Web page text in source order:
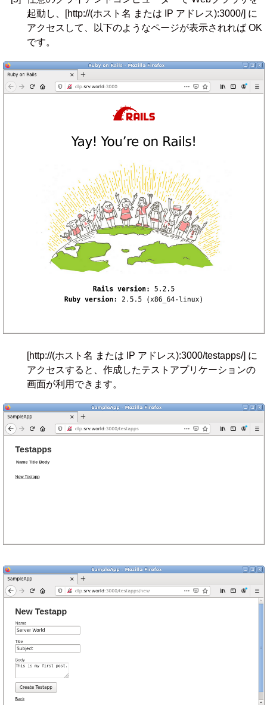
起動し、[http://(ホスト名 または IP アドレス):3000/] に
アクセスして、以下のようなページが表示されれば OK
です。
[http://(ホスト名 または IP アドレス):3000/testapps/] に
アクセスすると、作成したテストアプリケーションの
画面が利用できます。